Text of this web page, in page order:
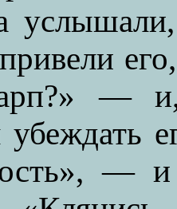
— и,
убеждать
—